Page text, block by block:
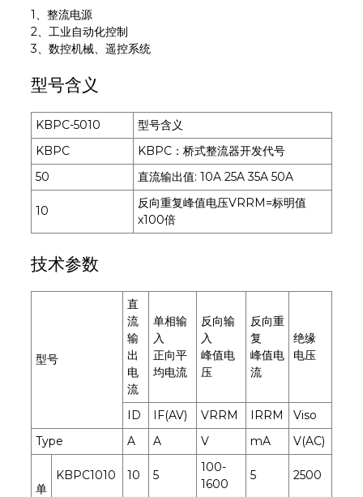
1、整流电源
2、工业自动化控制
3、数控机械、遥控系统
型号含义
KBPC-5010
型号含义
KBPC
KBPC：桥式整流器开发代号
50
直流输出值: 10A 25A 35A 50A
10
反向重复峰值电压VRRM=标明值
x100倍
技术参数
型号
直
流
输
出
电
流
单相输
入
正向平
均电流
反向输
入
峰值电
压
反向重
复
峰值电
流
绝缘
电压
ID IF(AV) VRRM IRRM
Viso
Type
A A V mA V(AC)
单
KBPC1010 10 5
100-
1600
5 2500